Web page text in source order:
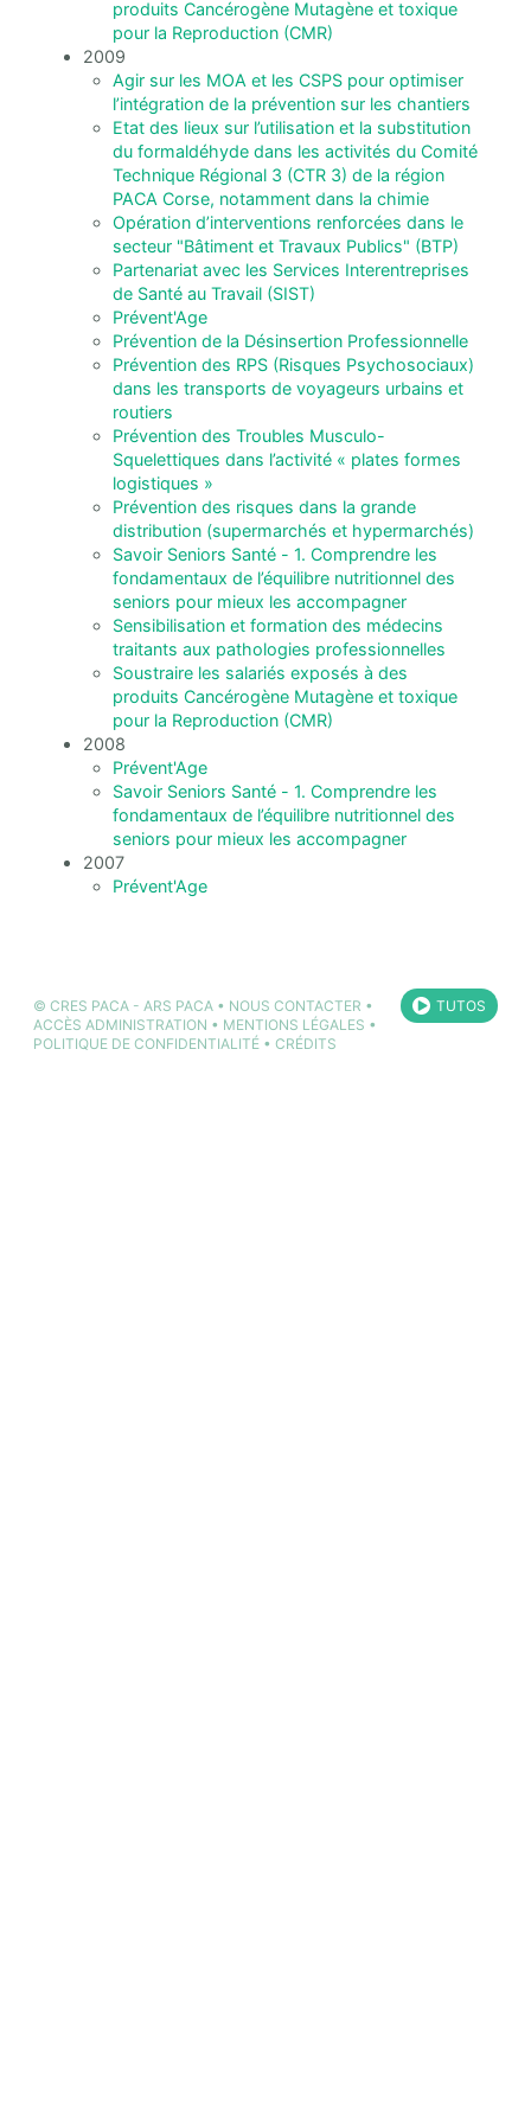
produits Cancérogène Mutagène et toxique
pour la Reproduction (CMR)
2009
Agir sur les MOA et les CSPS pour optimiser
l’intégration de la prévention sur les chantiers
Etat des lieux sur l’utilisation et la substitution
du formaldéhyde dans les activités du Comité
Technique Régional 3 (CTR 3) de la région
PACA Corse, notamment dans la chimie
Opération d’interventions renforcées dans le
secteur "Bâtiment et Travaux Publics" (BTP)
Partenariat avec les Services Interentreprises
de Santé au Travail (SIST)
Prévent'Age
Prévention de la Désinsertion Professionnelle
Prévention des RPS (Risques Psychosociaux)
dans les transports de voyageurs urbains et
routiers
Prévention des Troubles Musculo-
Squelettiques dans l’activité « plates formes
logistiques »
Prévention des risques dans la grande
distribution (supermarchés et hypermarchés)
Savoir Seniors Santé - 1. Comprendre les
fondamentaux de l’équilibre nutritionnel des
seniors pour mieux les accompagner
Sensibilisation et formation des médecins
traitants aux pathologies professionnelles
Soustraire les salariés exposés à des
produits Cancérogène Mutagène et toxique
pour la Reproduction (CMR)
2008
Prévent'Age
Savoir Seniors Santé - 1. Comprendre les
fondamentaux de l’équilibre nutritionnel des
seniors pour mieux les accompagner
2007
Prévent'Age
©CRES PACA -ARS PACA • NOUS CONTACTER •
ACCÈS ADMINISTRATION • MENTIONS LÉGALES •
POLITIQUE DE CONFIDENTIALITÉ •CRÉDITS
TUTOS